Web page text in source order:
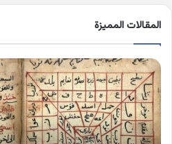
المقالات المميزة
اسماء
الجن
في
كتاب
شمس
المعارف